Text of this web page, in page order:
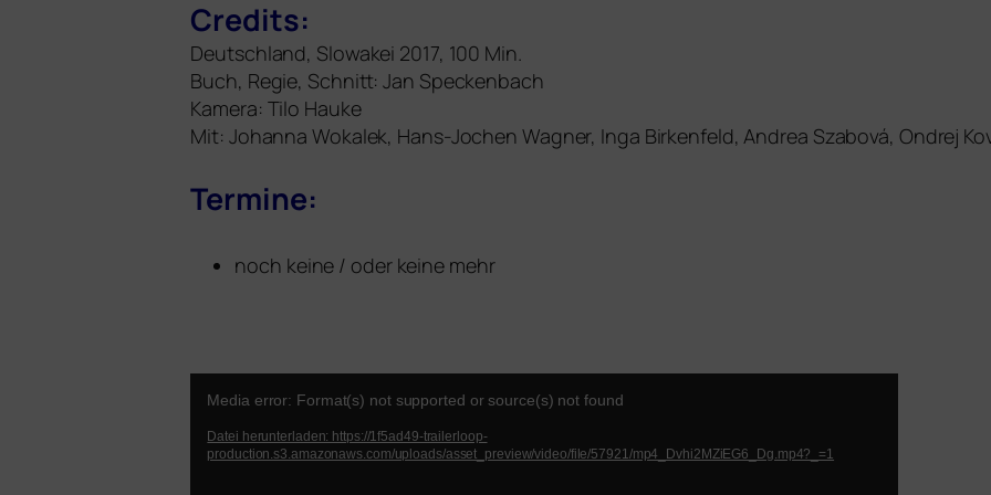
Credits:
Deutschland, Slowakei 2017, 100 Min.
Buch, Regie, Schnitt: Jan Speckenbach
Kamera: Tilo Hauke
Mit: Johanna Wokalek, Hans-Jochen Wagner, Inga Birkenfeld, Andrea Szabová, Ondrej
Termine:
noch kei­ne / oder kei­ne mehr
Player
Media error: Format(s) not supported or source(s) not found
Datei herunterladen: https://1f5ad49-trailerloop-
production.s3.amazonaws.com/uploads/asset_preview/video/file/57921/mp4_Dvhi2MZiEG6_Dg.mp4?_=1